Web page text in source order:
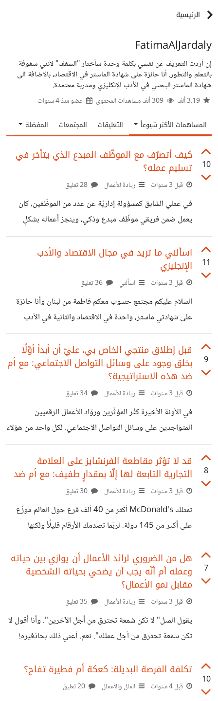
الرئيسية
FatimaAlJardaly
إن أردت التعريف عن نفسي بكلمة وحدة سأختار "الشغف" لأنني شغوفة
بالتعلم والتطور. أنا حائزة على شهادة الماستر في الاقتصاد، بالاضافة الى
شهادة الماستر البحثي في الأدب الإنكليزي ومدربة معتمدة.
عضو منذ4 سنوات
المساهمات الأكثر شيوعاً التعليقات المجتمعات المفضلة
10
كيف أتصرّف مع الموظّف المبدع الذي يتأخر في
تسليم عمله؟
قبل 3 سنوات ريادة الأعمال
في عملي السّابق كمسؤولة إداريّة عن عدد من الموظّفين، كان
يعمل ضمن فريقي موظّف مبدع وذكي، وينجز أعماله بشكلٍ
متقن لا بل وأكثر. إلّا أنّني عانيتُ من تأخّره في تسليم المهام وهو
ما كان يضعنا أحيانًا كفريق عمل في مواقف حرِجة مع عملائنا
المهمّين الذين لا يلبثوا بعد انزعاجهم من تأخّر التسليم من ثنائنا
على جودة العمل الرّائع. لم يكن الموضوع ذا أولويّةً بالنّسبة لنا إذ
أنّه وبالرّغم من حصوله كان يتزامن مع عمل متقن ومبتكر. ولم
يكن أيضًا ممكنًا
11
اسألني ما تريد في مجال الاقتصاد والأدب
الإنجليزي
قبل 3 سنوات اسألني
السلام عليكم مجتمع حسوب معكم فاطمة من لبنان وأنا حائزة
على شهادتي ماستر، واحدة في الاقتصاد والثانية في الأدب
الإنكليزي. عندي خبرة واسعة في التعليم والمجال الإنساني .
شاركت في العديد من ورش العمل في مجال الاقتصاد والموارد
البشرية والبرمجة اللغوية العصبية والتعليم والقيادة واللغات وال
الأعمال في مجالات أخرى. والآن يشرفني أن أضع معرفتي في
مجال الاقتصاد والأدب الإنكليزي بين أيديكم. فأنا جاهزة لأي
سؤال
9
قبل إطلاق منتجي الخاص بي، عليّ أن أبدأ أوّلًا
بخلق وجود على وسائل التواصل الاجتماعي: مع أم
ضد هذه الاستراتيجية؟
قبل 3 سنوات ريادة الأعمال
في الآونة الأخيرة كثُر المؤثّرين وروّاد الأعمال الرقميين
المتواجدين على وسائل التواصل الاجتماعي. لكل واحد من هؤلاء
فكرته ونشاطه الخاص به ولكن ما يشترك به العديد من هؤلاء هو
استثمار وجودهم على وسائط التواصل الاجتماعي لابتداء
مشاريعهم الخاصّة بهم. فهل علينا كروّاد أعمال أن نقلب الصورة
أي أن نبدأ أوّلا بفرض وجودنا على هذه المنصّات ثمّ نبدأ
بمشاريعنا الناشئة ؟ من ضمن الأمثلة التي استلفتت انتباهي في
هذا المجال صفحة لشاب لبناني تتمحور حول يوميّات المواطن
8
قد لا تؤثر مقاطعة الفرنشايز على العلامة
التجارية التابعة لها إلّا بمقدارٍ طفيف: مع أم ضد
قبل 3 سنوات ريادة الأعمال
تمتلك McDonald's أكثر من 40 ألف فرع حول العالم موزّع
على أكثر من 145 دولة. لربّما تصدمك الأرقام قليلًأ ولكنها
حقيقيّة وأمّا الحقيقة الأخرى فهي أنّ هذه الفروع تمتلك حق
الامتياز . والمقصود بحق الامتياز هو منح علامة تجارية ما حق
استخدام اسمها التجاري من أجل تشغيل فرع آخر وذلك وفقًا
لشروطٍ تضعها مسبقًا. يعني الأمر يشبه استعارة الإسم من علامة
تجارية شهيرة وذلك بسبب امتلاكها سمعة حسنة حول العالم أو
داخل نطاق دولة. ما حدث في الأيّام الأخيرة على
7
هل من الضروري لرائد الأعمال أن يوازي بين حياته
وعمله أم أنّه يجب أن يضحي بحياته الشخصية
مقابل نمو الأعمال؟
قبل 3 سنوات ريادة الأعمال
يقول المثل" لا تكن شمعة تحترق من أجل الآخرين". وأنا أقول لا
تكن شمعة تحترق من أجل عملك". نعم، أعني ذلك بحاذفيره!
أخبرتنا عادات أهلنا أنّ كل شيء يهون من أجل العمل، حتّى
صحّتنا وأرواحنا وكلّنا. لا زلت أتذكّر عندما كان جدّي يذهب إلى
الأرض من الساعة السادسة صباحًا ليحرث الأرض ويعود في
10
تكلفة الفرصة البديلة: كعكة أم فطيرة تفاح؟
قبل 4 سنوات المال والأعمال